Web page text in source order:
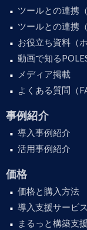
ツールとの連携
ツールとの連携
お役立ち資料（
動画で知る
メディア掲載
よくある質問（
事例紹介
導入事例紹介
活用事例紹介
価格
価格と購入方法
導入支援サービス
まるっと構築支